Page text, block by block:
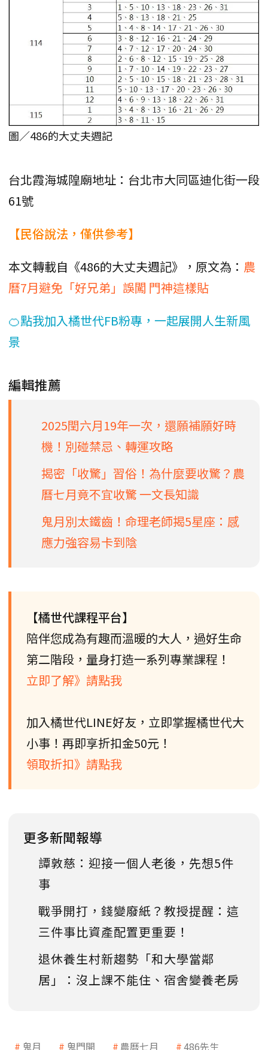
圖／486的大丈夫週記
台北霞海城隍廟地址：台北市大同區迪化街一段
61號
【民俗說法，僅供參考】
本文轉載自《486的大丈夫週記》，原文為： 農
曆7月避免「好兄弟」誤闖 門神這樣貼
🍊點我加入橘世代FB粉專，一起展開人生新風
景
編輯推薦
2025閏六月19年一次，還願補願好時
機！別碰禁忌、轉運攻略
揭密「收驚」習俗！為什麼要收驚？農
曆七月竟不宜收驚 一文長知識
鬼月別太鐵齒！命理老師揭5星座：感
應力強容易卡到陰
【橘世代課程平台】
陪伴您成為有趣而溫暖的大人，過好生命
第二階段，量身打造一系列專業課程！
立即了解》請點我
加入橘世代LINE好友，立即掌握橘世代大
小事！再即享折扣金50元！
領取折扣》請點我
更多新聞報導
譚敦慈：迎接一個人老後，先想5件
事
戰爭開打，錢變廢紙？教授提醒：這
三件事比資產配置更重要！
退休養生村新趨勢「和大學當鄰
居」：沒上課不能住、宿舍變養老房
鬼月 鬼門開 農曆七月
486先生